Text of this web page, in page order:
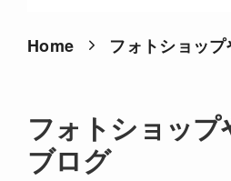
Home フォトショッ
フォトショッ
ブログ